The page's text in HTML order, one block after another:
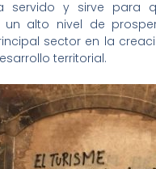
servido y sirve para
un alto nivel de
sector en la
territorial.